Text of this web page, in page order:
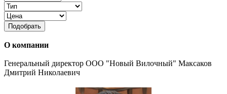
Подобрать
О компании
Генеральный директор ООО "Новый Вилочный" Максаков
Дмитрий Николаевич